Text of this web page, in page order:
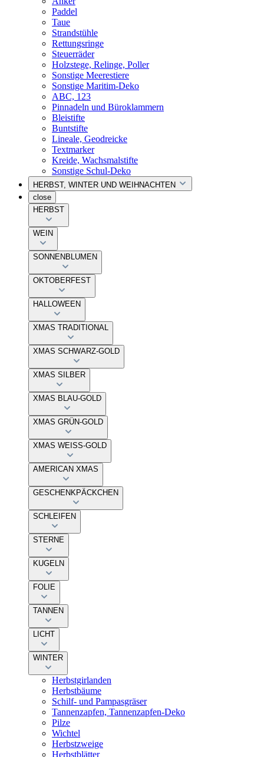
Paddel
Taue
Strandstühle
Rettungsringe
Steuerräder
Holzstege, Relinge, Poller
Sonstige Meerestiere
Sonstige Maritim-Deko
ABC, 123
Pinnadeln und Büroklammern
Bleistifte
Buntstifte
Lineale, Geodreicke
Textmarker
Kreide, Wachsmalstifte
Sonstige Schul-Deko
HERBST, WINTER UND WEIHNACHTEN
close
HERBST
WEIN
SONNENBLUMEN
OKTOBERFEST
HALLOWEEN
XMAS TRADITIONAL
XMAS SCHWARZ-GOLD
XMAS SILBER
XMAS BLAU-GOLD
XMAS GRÜN-GOLD
XMAS WEISS-GOLD
AMERICAN XMAS
GESCHENKPÄCKCHEN
SCHLEIFEN
STERNE
KUGELN
FOLIE
TANNEN
LICHT
WINTER
Herbstgirlanden
Herbstbäume
Schilf- und Pampasgräser
Tannenzapfen, Tannenzapfen-Deko
Pilze
Wichtel
Herbstzweige
Herbstblätter